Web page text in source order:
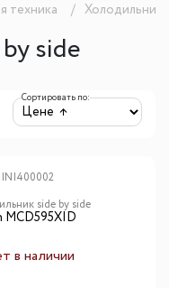
техника Холодильники
side
Сортировать по:
side by side
MCD595XID
в наличии